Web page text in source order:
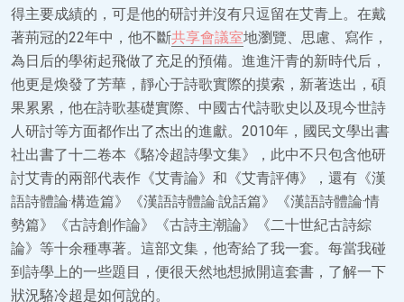
得主要成績的，可是他的研討并沒有只逗留在艾青上。在戴
著荊冠的22年中，他不斷共享會議室地瀏覽、思慮、寫作，
為日后的學術起飛做了充足的預備。進進汗青的新時代后，
他更是煥發了芳華，靜心于詩歌實際的摸索，新著迭出，碩
果累累，他在詩歌基礎實際、中國古代詩歌史以及現今世詩
人研討等方面都作出了杰出的進獻。2010年，國民文學出書
社出書了十二卷本《駱冷超詩學文集》，此中不只包含他研
討艾青的兩部代表作《艾青論》和《艾青評傳》，還有《漢
語詩體論·構造篇》《漢語詩體論·說話篇》《漢語詩體論·情
勢篇》《古詩創作論》《古詩主潮論》《二十世紀古詩綜
論》等十余種專著。這部文集，他寄給了我一套。每當我碰
到詩學上的一些題目，便很天然地想掀開這套書，了解一下
狀況駱冷超是如何說的。